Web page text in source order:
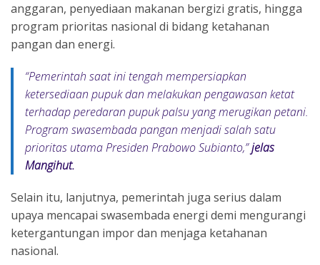
anggaran, penyediaan makanan bergizi gratis, hingga
program prioritas nasional di bidang ketahanan
pangan dan energi.
“Pemerintah saat ini tengah mempersiapkan
ketersediaan pupuk dan melakukan pengawasan ketat
terhadap peredaran pupuk palsu yang merugikan petani.
Program swasembada pangan menjadi salah satu
prioritas utama Presiden Prabowo Subianto,”jelas
Mangihut.
Selain itu, lanjutnya, pemerintah juga serius dalam
upaya mencapai swasembada energi demi mengurangi
ketergantungan impor dan menjaga ketahanan
nasional.